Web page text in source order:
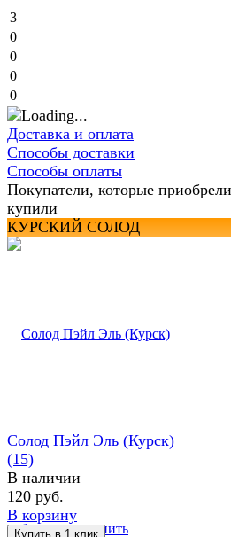
3
0
0
0
0
Доставка и оплата
Способы доставки
Способы оплаты
Покупатели, которые
купили
КУРСКИЙ СОЛОД
избранное сравнить
Солод Пэйл Эль (Курск)
(15)
В наличии
120 руб.
В корзину